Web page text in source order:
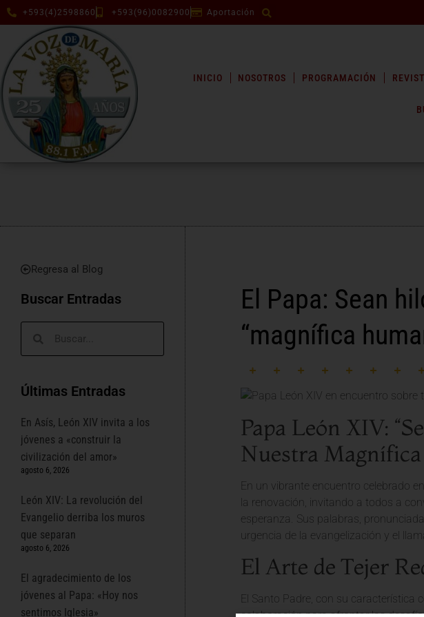
+593(4)2598860 +593(96)0082900 Aportación
INICIO NOSOTROS PROGRAMACIÓN
Regresa al Blog
Buscar Entradas
Últimas Entradas
En Asís, León XIV invita a los
jóvenes a «construir la
civilización del amor»
agosto 6, 2026
León XIV: La revolución del
Evangelio derriba los muros
que separan
agosto 6, 2026
El agradecimiento de los
jóvenes al Papa: «Hoy nos
sentimos Iglesia»
El Papa: Sean
“magnífica
Papa León XIV:
Nuestra
En un vibrante encuentro celebrado
la renovación, invitando a todos a
esperanza. Sus palabras,
urgencia de la evangelización y el
El Arte de Tejer
El Santo Padre, con su característica